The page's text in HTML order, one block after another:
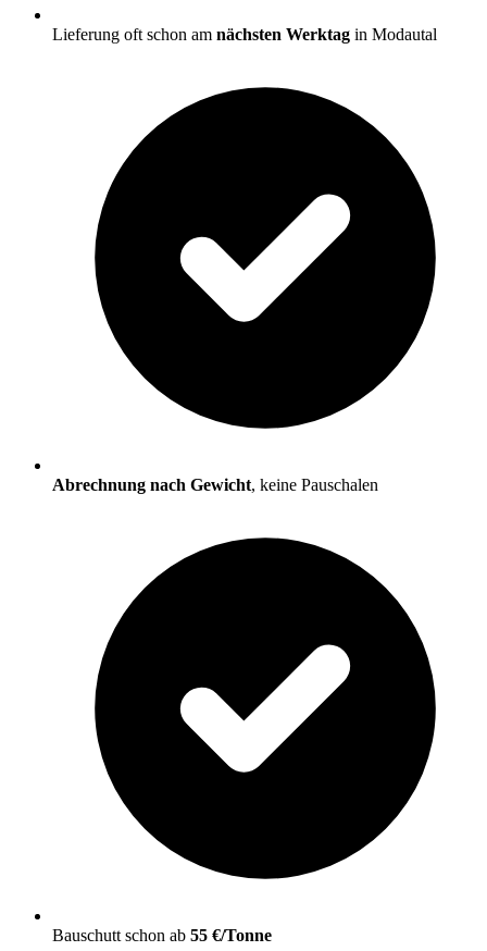
Lieferung oft schon am nächsten Werktag in Modautal
Abrechnung nach Gewicht, keine Pauschalen
Bauschutt schon ab 55 €/Tonne